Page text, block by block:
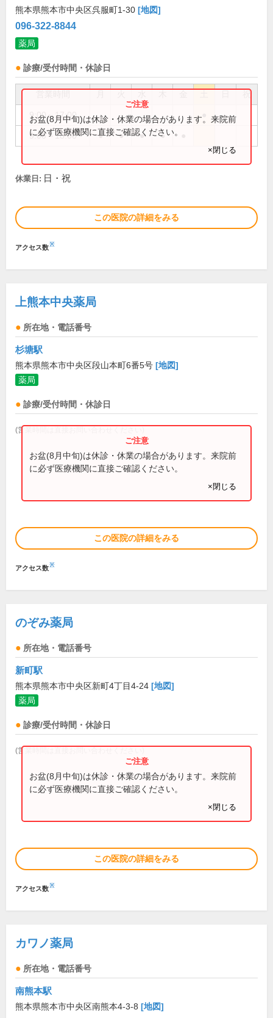
熊本県熊本市中央区呉服町1-30 [地図]
096-322-8844
薬局
診療/受付時間・休診日
祝
9:00～17:00
9:00～18:00 ● ● ● ●
お盆(8月中旬)は休診・休業の場合があります。来院前
に必ず医療機関に直接ご確認ください。
×閉じる
休業日: 日・祝
この医院の詳細をみる
アクセス数※
上熊本中央薬局
所在地・電話番号
杉塘駅
熊本県熊本市中央区段山本町6番5号 [地図]
薬局
診療/受付時間・休診日
(営業時間は直接お問い合わせください)
お盆(8月中旬)は休診・休業の場合があります。来院前
に必ず医療機関に直接ご確認ください。
×閉じる
この医院の詳細をみる
アクセス数※
のぞみ薬局
所在地・電話番号
新町駅
熊本県熊本市中央区新町4丁目4-24 [地図]
薬局
診療/受付時間・休診日
(営業時間は直接お問い合わせください)
お盆(8月中旬)は休診・休業の場合があります。来院前
に必ず医療機関に直接ご確認ください。
×閉じる
この医院の詳細をみる
アクセス数※
カワノ薬局
所在地・電話番号
南熊本駅
熊本県熊本市中央区南熊本4-3-8 [地図]